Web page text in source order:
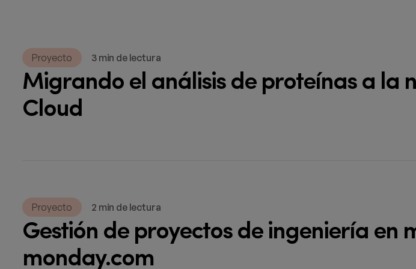
Proyecto 3 min de lectura
Migrando el análisis de proteínas a la
Cloud
Proyecto 2 min de lectura
Gestión de proyectos de ingeniería en
monday.com